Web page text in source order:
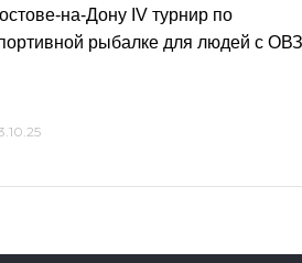
на-Дону IV турнир по
рыбалке для людей с ОВЗ